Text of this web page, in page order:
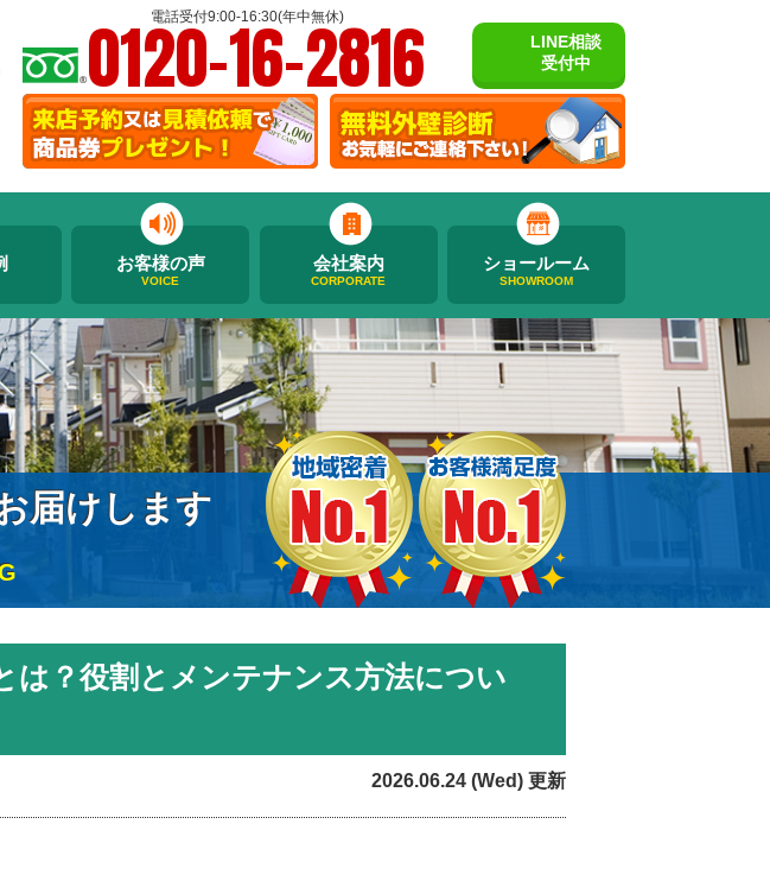
電話受付9:00-16:30(年中無休)
0120-16-2816
LINE相談
受付中
お客様の声
VOICE
会社案内
CORPORATE
ショールーム
SHOWROOM
届けします
？役割とメンテナンス方法につい
2026.06.24 (Wed) 更新